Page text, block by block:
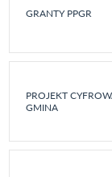
GRANTY PPGR
PROJEKT
GMINA